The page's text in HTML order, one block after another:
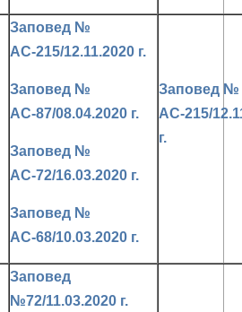
Заповед №
АС-215/12.11.2020 г.
Заповед №
АС-87/08.04.2020 г.
Заповед №
АС-72/16.03.2020 г.
Заповед №
АС-68/10.03.2020 г.
Заповед №
АС-215/
г.
Заповед
№72/11.03.2020 г.